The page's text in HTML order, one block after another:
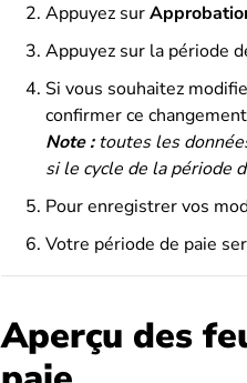
Appuyez sur
Appuyez sur la période
Si vous souhaitez
confirmer ce
Note :toutes les
si le cycle de la période
Pour enregistrer vos
Votre période de paie
Aperçu des